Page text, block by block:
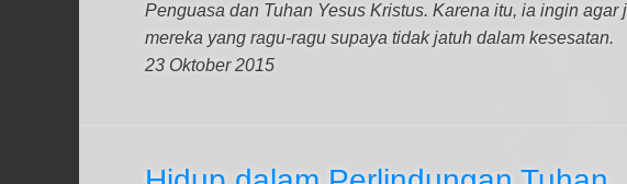
Penguasa dan Tuhan Yesus Kristus. Karena itu, ia ingin
mereka yang ragu-ragu supaya tidak jatuh dalam kesesatan.
23 Oktober 2015